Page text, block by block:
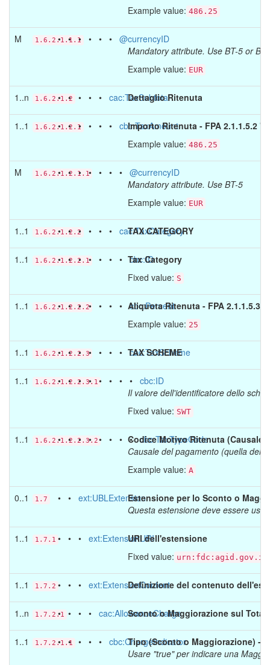
Example value: 486.25
M 1.6.2.1.1.1• • • • • • @currencyID
Mandatory attribute. Use BT-5 or
Example value: EUR
1..n 1.6.2.1.2• • • • • cac:TaxSubtotal
Dettaglio Ritenuta
1..1 1.6.2.1.2.1• • • • • • cbc:TaxAmount
Importo Ritenuta - FPA 2.1.1.5.2
Example value: 486.25
M 1.6.2.1.2.1.1
• • • • • • • @currencyID
Mandatory attribute. Use BT-5
Example value: EUR
1..1 1.6.2.1.2.2• • • • • • cac:TaxCategory
TAX CATEGORY
1..1 1.6.2.1.2.2.1
• • • • • • •cbc:ID
Tax Category
Fixed value: S
1..1 1.6.2.1.2.2.2
• • • • • • •cbc:Percent
Aliquota Ritenuta - FPA 2.1.1.5.3
Example value: 25
1..1 1.6.2.1.2.2.3
• • • • • • •cac:TaxScheme
TAX SCHEME
1..1 1.6.2.1.2.2.3.1
• • • • • • • • cbc:ID
Il valore dell'identificatore dello
Fixed value: SWT
1..1 1.6.2.1.2.2.3.2
• • • • • • • •cbc:TaxTypeCode
Codice Motivo Ritenuta (Causale
Causale del pagamento (quella del
Example value: A
0..1 1.7 • • ext:UBLExtensionEstensione per lo Sconto o
Questa estensione deve essere
1..1 1.7.1 • • • ext:ExtensionURIURI dell'estensione
Fixed value:
1..1 1.7.2 • • • ext:ExtensionContent
Definizione del contenuto
1..n 1.7.2.1• • • • cac:AllowanceCharge
Sconto o Maggiorazione sul
1..1 1.7.2.1.1• • • • • cbc:ChargeIndicator
Tipo (Sconto o Maggiorazione) -
Usare "true" per indicare una